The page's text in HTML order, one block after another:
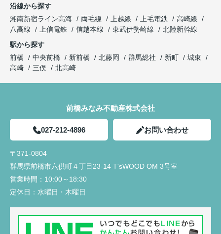
沿線から探す
湘南新宿ライン高海
両毛線 上越線 上毛電鉄
高崎線
八高線
上信電鉄 信越本線 東武伊勢崎線
北陸新幹線
駅から探す
前橋
中央前橋 新前橋 北藤岡 群馬総社 新町
城東
高崎
三俣 北高崎
前橋みなみ不動産株式会社
027-212-4896 お問い合わせ
〒371-0804
群馬県前橋市六供町４丁目23‐14 T'sWOOD OM 3号室
営業時間： 10:00～18:30
定休日： 水曜日・木曜日